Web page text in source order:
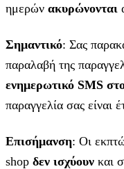
ημερών ακυρώνονται
Σημαντικό: Σας
παραλαβή της
ενημερωτικό SMS
παραγγελία σας είναι
Επισήμανση: Οι
shop δεν ισχύουν και